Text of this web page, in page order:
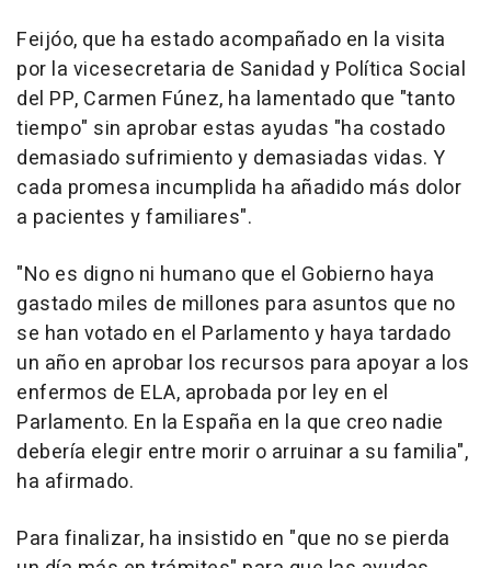
Feijóo, que ha estado acompañado en la visita
por la vicesecretaria de Sanidad y Política Social
del PP, Carmen Fúnez, ha lamentado que "tanto
tiempo" sin aprobar estas ayudas "ha costado
demasiado sufrimiento y demasiadas vidas. Y
cada promesa incumplida ha añadido más dolor
a pacientes y familiares".
"No es digno ni humano que el Gobierno haya
gastado miles de millones para asuntos que no
se han votado en el Parlamento y haya tardado
un año en aprobar los recursos para apoyar a los
enfermos de ELA, aprobada por ley en el
Parlamento. En la España en la que creo nadie
debería elegir entre morir o arruinar a su familia",
ha afirmado.
Para finalizar, ha insistido en "que no se pierda